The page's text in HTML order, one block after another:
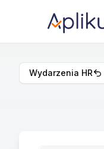
Wydarzenia HR